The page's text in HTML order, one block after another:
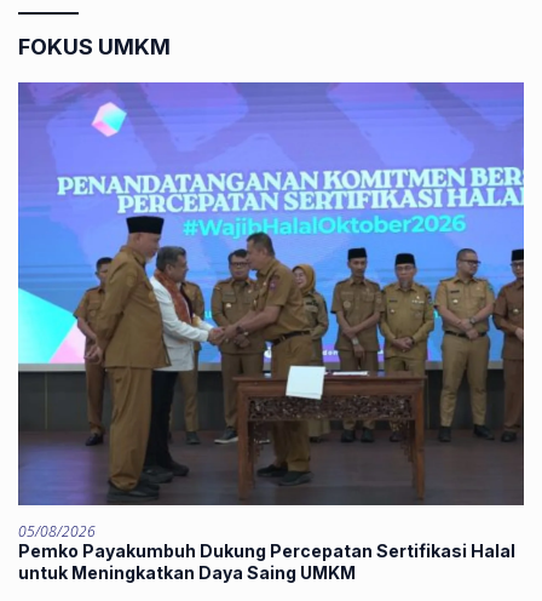
FOKUS UMKM
05/08/2026
Pemko Payakumbuh Dukung Percepatan Sertifikasi Halal
untuk Meningkatkan Daya Saing UMKM